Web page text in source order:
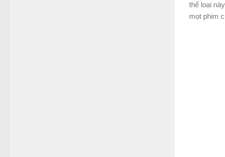
thể loại
mọt phim